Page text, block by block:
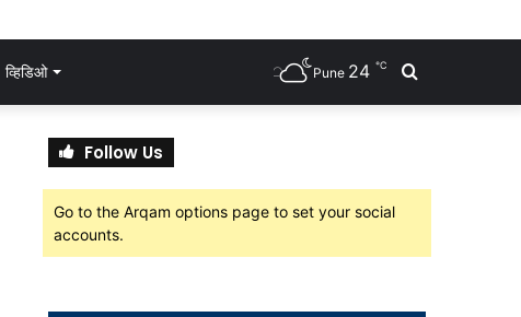
व्हिडिओ Search
Pune 24 ℃
Follow Us
Go to the Arqam options page to set your social
accounts.